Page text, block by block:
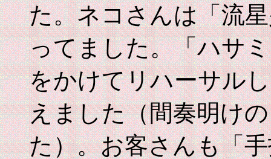
た。ネコさんは「流
ってました。「ハサ
をかけてリハーサル
えました（間奏明け
た）。お客さんも「